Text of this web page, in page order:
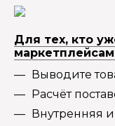
Для тех, кто
Выводите
Расчёт
Внутренняя